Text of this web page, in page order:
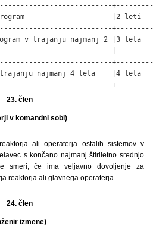
program                     |2
v trajanju najmanj 2 |3
|
v trajanju najmanj 4 leta    |4
23. člen
v komandni sobi)
ali operaterja ostalih sistemov v
s končano najmanj štiriletno srednjo
smeri, če ima veljavno dovoljenje za
reaktorja ali glavnega operaterja.
24. člen
izmene)